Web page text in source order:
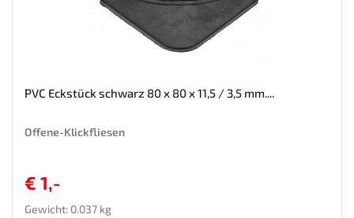
PVC Eckstück schwarz 80 x 80 x 11,5 / 3,5 mm....
Offene-Klickfliesen
€ 1,-
Gewicht: 0.037 kg